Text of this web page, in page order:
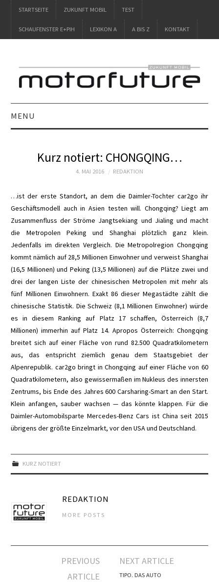
STARTSEITE ZUKUNFT MOBIL TEST
SCHAUFENSTER E+PIH LEXIKON A A BIS Z KONTAKT
MENU
ZUKUNFT MOBIL
E+PIH
LEXIKON A
A BIS Z
KONTAKT
Kurz notiert: CHONGQING…
4. MAI 2016 REDAKTION
…ist der erste Standort, an dem die Daimler-Tochter car2go ihr
Geschäftsmodell auch in Asien testen will. Chongqing? Liegt am
Zusammenfluss der Ströme Jangtsekiang und Jialing und macht
die Metropolen Peking und Shanghai plötzlich ganz klein.
Jedenfalls im direkten Vergleich. Die Metropolregion Chongqing
kommt nämlich auf 28,5 Millionen Einwohner und verweist Shanghai
(16,5 Millionen) und Peking (13,5 Millionen) auf die Plätze zwei und
drei der langen Liste der chinesischen Metropolen mit mehr als
fünf Millionen Einwohnern. Exakt 86 dieser Megastädte zählt die
chinesische Statistik. Die Schweiz (8,1 Millionen Einwohner) würde
es in diesem Ranking auf Platz 17 schaffen, Österreich (8,7
Millionen) immerhin auf Platz 14. Apropos Österreich: Chongqing
breitet sich auf einer Fläche von rund 82.500 Quadratkilometern
aus, das entspricht ziemlich genau dem Staatsgebiet der
Alpenrepublik. car2go bringt in Chongqing auf einer Fläche von 60
Quadratkilometern, also gewissermaßen im Nukleus des innersten
Zentrums, bis Ende des Jahres 600 Carsharing-Smart an den Start.
Klein anfangen, sauber wachsen — das könnte klappen. Für die
Daimler-Automobilsparte Mercedes-Benz Cars ist China seit 2015
übrigens der größte Einzelmarkt, vor den USA und Deutschland.
KURZ NOTIERT
REDAKTION
MORE POSTS
Navigation
PREVIOUS
ARTICLE
NEXT ARTICLE
TIPO. DAS AUTO